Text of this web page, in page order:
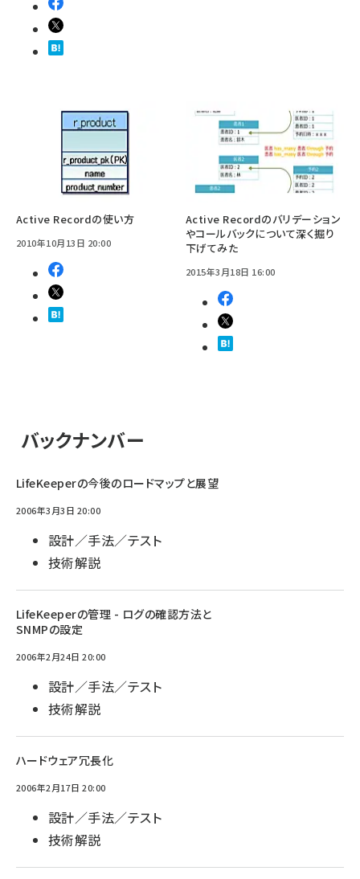
Active Recordの使い方
2010年10月13日 20:00
Active Recordのバリデーション
やコールバックについて深く掘り
下げてみた
2015年3月18日 16:00
バックナンバー
LifeKeeperの今後のロードマップと展望
2006年3月3日 20:00
設計／手法／テスト
技術解説
LifeKeeperの管理 - ログの確認方法と
SNMPの設定
2006年2月24日 20:00
設計／手法／テスト
技術解説
ハードウェア冗長化
2006年2月17日 20:00
設計／手法／テスト
技術解説